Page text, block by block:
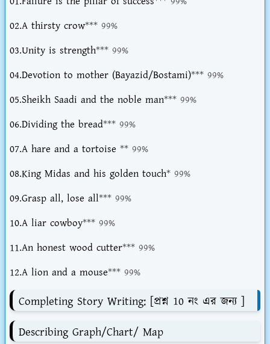
02.A thirsty crow*** 99%
03.Unity is strength*** 99%
04.Devotion to mother (Bayazid/Bostami)*** 99%
05.Sheikh Saadi and the noble man*** 99%
06.Dividing the bread*** 99%
07.A hare and a tortoise ** 99%
08.King Midas and his golden touch* 99%
09.Grasp all, lose all*** 99%
10.A liar cowboy*** 99%
11.An honest wood cutter*** 99%
12.A lion and a mouse*** 99%
Completing Story Writing: [প্রশ্ন 10 নং এর জন্য ]
Describing Graph/Chart/ Map